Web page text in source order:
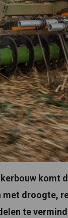
komt
droogte,
te